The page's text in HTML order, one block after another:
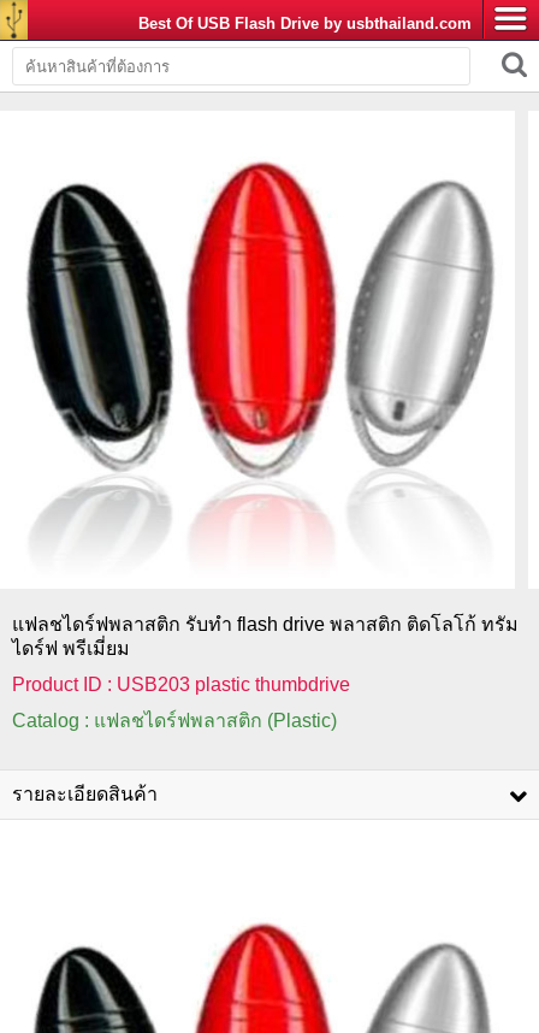
Best Of USB Flash Drive by usbthailand.com
แฟลชไดร์ฟพลาสติก รับทำ flash drive พลาสติก ติดโลโก้ ทรัม
ไดร์ฟ พรีเมี่ยม
Product ID : USB203 plastic thumbdrive
Catalog : แฟลชไดร์ฟพลาสติก (Plastic)
รายละเอียดสินค้า